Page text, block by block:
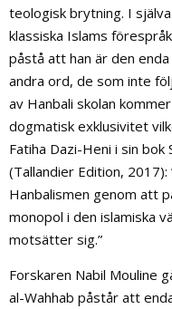
teologisk brytning. I
klassiska Islams
påstå att han är den
andra ord, de som inte
av Hanbali skolan
dogmatisk exklusivitet
Fatiha Dazi-Heni i sin bok
(Tallandier Edition, 2017):
Hanbalismen genom att
monopol i den islamiska
motsätter sig.”
Forskaren Nabil Mouline
al-Wahhab påstår att